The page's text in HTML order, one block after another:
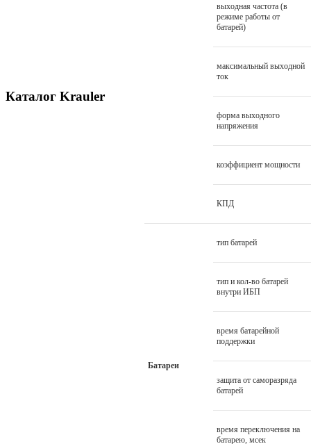
Каталог Krauler
выходная частота (в
режиме работы от
батарей)
максимальный выходной
ток
форма выходного
напряжения
коэффициент мощности
КПД
Батареи
тип батарей
тип и кол-во батарей
внутри ИБП
время батарейной
поддержки
защита от саморазряда
батарей
время переключения на
батарею, мсек